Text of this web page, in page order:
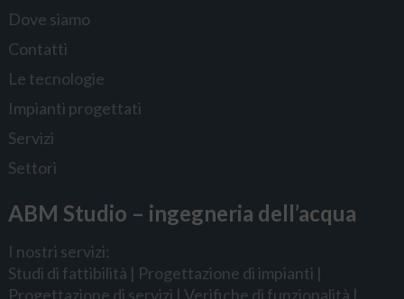
Dove siamo
Contatti
Le tecnologie
Impianti progettati
Servizi
Settori
ABM Studio – ingegneria dell’acqua
I nostri servizi:
Studi di fattibilità | Progettazione di impianti |
Progettazione di servizi | Verifiche di funzionalità |